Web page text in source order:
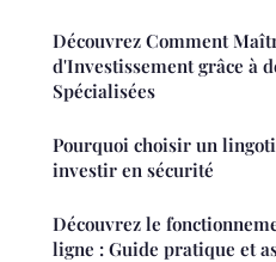
Découvrez Comment
d'Investissement grâce à
Spécialisées
Pourquoi choisir un
investir en sécurité
Découvrez le
ligne : Guide pratique et